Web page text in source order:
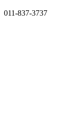
011-837-3737